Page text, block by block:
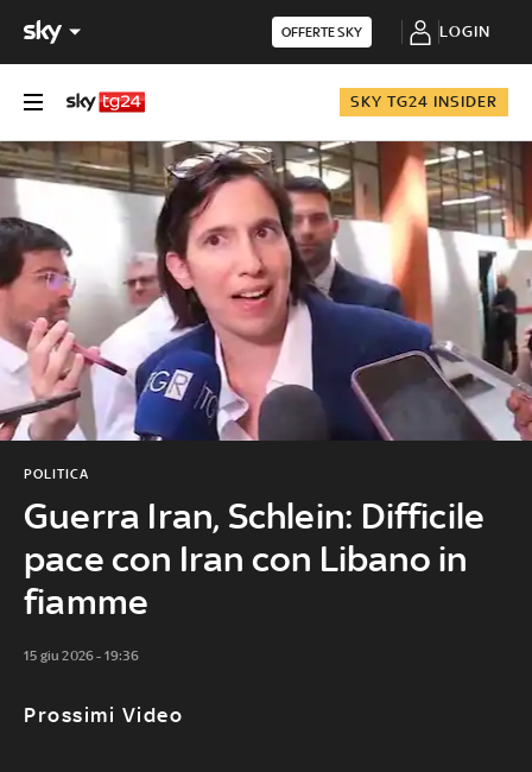
OFFERTE SKY LOGIN
SKY TG24 INSIDER
Guerra Iran, Schlein: Difficile
pace con Iran con Libano in
fiamme
POLITICA
15 giu 2026 - 19:36
Prossimi Video